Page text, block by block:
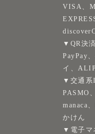
VISA、
▼QR決済
PayPay
イ、
▼交通系
PASMO
manaca
かけん
▼電子マ